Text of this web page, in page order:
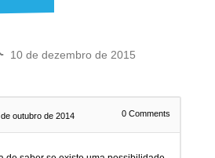
10 de dezembro de 2015
outubro de 2014 0 Comments